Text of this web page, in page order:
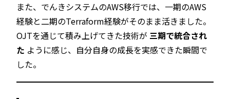
また、でんきシステムのAWS移行では、一期のAWS
経験と二期のTerraform経験がそのまま活きました。
OJTを通じて積み上げてきた技術が 三期で統合され
た ように感じ、自分自身の成長を実感できた瞬間で
した。